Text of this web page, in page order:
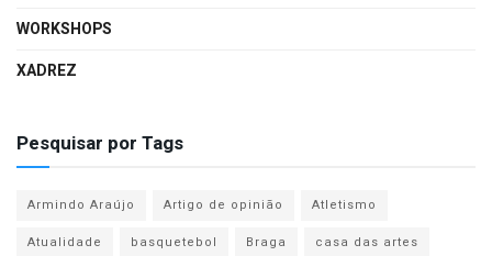
WORKSHOPS
XADREZ
Pesquisar por Tags
Armindo Araújo Artigo de opinião
Atletismo
Atualidade
basquetebol Braga
casa das artes